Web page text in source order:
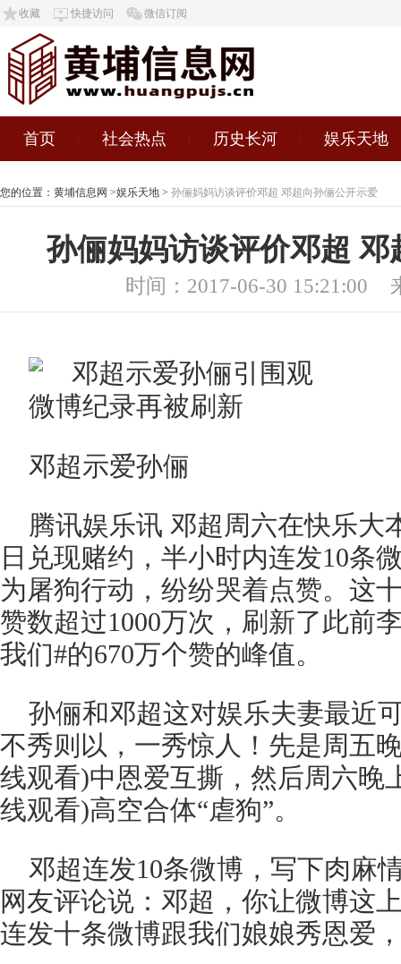
收藏 快捷访问 微信订阅
首页 社会热点 历史长河 娱乐天地
您的位置： 黄埔信息网 >娱乐天地 > 孙俪妈妈访谈评价邓超 邓超向孙俪公开示爱
孙俪妈妈访谈评价邓超
时间：2017-06-30 15:21:00
邓超示爱孙俪
腾讯娱乐讯 邓超周六在快乐大
日兑现赌约，半小时内连发10条
为屠狗行动，纷纷哭着点赞。这
赞数超过1000万次，刷新了此前
我们#的670万个赞的峰值。
孙俪和邓超这对娱乐夫妻最近
不秀则以，一秀惊人！先是周五
线观看)中恩爱互撕，然后周六晚
线观看)高空合体“虐狗”。
邓超连发10条微博，写下肉麻
网友评论说：邓超，你让微博这
连发十条微博跟我们娘娘秀恩爱